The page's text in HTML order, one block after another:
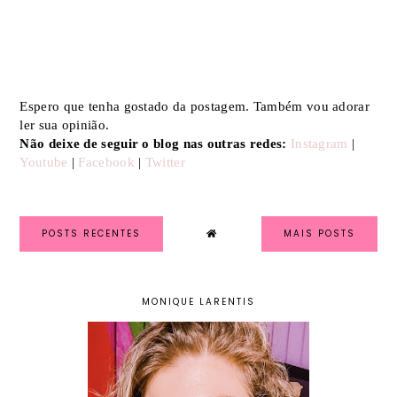
Espero que tenha gostado da postagem. Também vou adorar
ler sua opinião.
Não deixe de seguir o blog nas outras redes: Instagram |
Youtube | Facebook | Twitter
POSTS RECENTES MAIS POSTS
MONIQUE LARENTIS